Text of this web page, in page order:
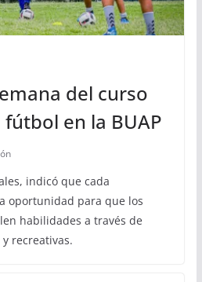
del curso
en la BUAP
indicó que cada
oportunidad para que los
habilidades a través de
recreativas.